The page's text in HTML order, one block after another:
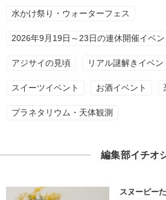
水かけ祭り・ウォーターフェス
2026年9月19日～23日の連休開催イベン
アジサイの見頃 リアル謎解きイベン
スイーツイベント お酒イベント
プラネタリウム・天体観測
編集部イチオ
スヌーピー